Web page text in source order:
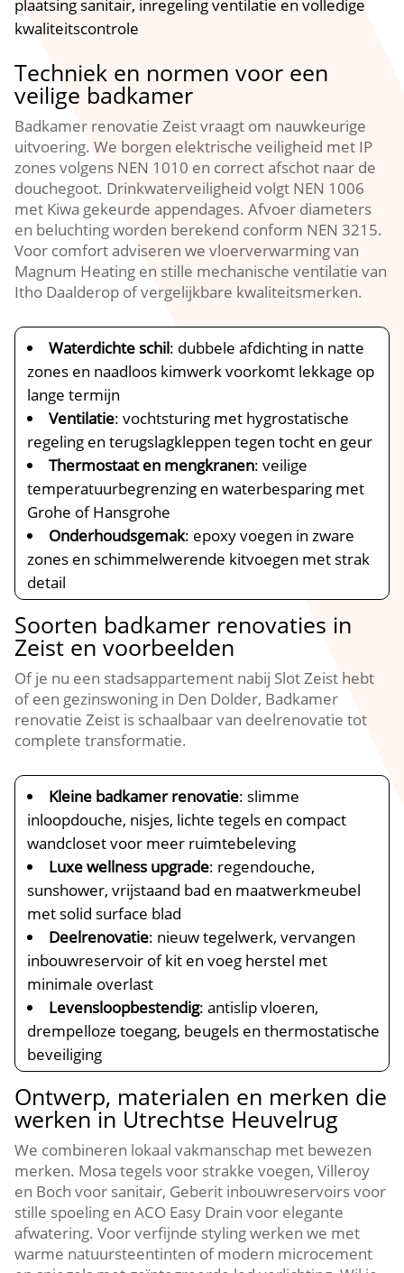
plaatsing sanitair, inregeling ventilatie en volledige
kwaliteitscontrole
Techniek en normen voor een
veilige badkamer
Badkamer renovatie Zeist vraagt om nauwkeurige
uitvoering.​ We borgen elektrische veiligheid met IP
zones volgens NEN 1010 en correct afschot naar de
douchegoot.​ Drinkwaterveiligheid volgt NEN 1006
met Kiwa gekeurde appendages.​ Afvoer diameters
en beluchting worden berekend conform NEN 3215.​
Voor comfort adviseren we vloerverwarming van
Magnum Heating en stille mechanische ventilatie van
Itho Daalderop of vergelijkbare kwaliteitsmerken.​
Waterdichte schil: dubbele afdichting in natte
zones en naadloos kimwerk voorkomt lekkage op
lange termijn
Ventilatie: vochtsturing met hygrostatische
regeling en terugslagkleppen tegen tocht en geur
Thermostaat en mengkranen: veilige
temperatuurbegrenzing en waterbesparing met
Grohe of Hansgrohe
Onderhoudsgemak: epoxy voegen in zware
zones en schimmelwerende kitvoegen met strak
detail
Soorten badkamer renovaties in
Zeist en voorbeelden
Of je nu een stadsappartement nabij Slot Zeist hebt
of een gezinswoning in Den Dolder, Badkamer
renovatie Zeist is schaalbaar van deelrenovatie tot
complete transformatie.​
Kleine badkamer renovatie: slimme
inloopdouche, nisjes, lichte tegels en compact
wandcloset voor meer ruimtebeleving
Luxe wellness upgrade: regendouche,
sunshower, vrijstaand bad en maatwerkmeubel
met solid surface blad
Deelrenovatie: nieuw tegelwerk, vervangen
inbouwreservoir of kit en voeg herstel met
minimale overlast
Levensloopbestendig: antislip vloeren,
drempelloze toegang, beugels en thermostatische
beveiliging
Ontwerp, materialen en merken die
werken in Utrechtse Heuvelrug
We combineren lokaal vakmanschap met bewezen
merken.​ Mosa tegels voor strakke voegen, Villeroy
en Boch voor sanitair, Geberit inbouwreservoirs voor
stille spoeling en ACO Easy Drain voor elegante
afwatering.​ Voor verfijnde styling werken we met
warme natuursteentinten of modern microcement